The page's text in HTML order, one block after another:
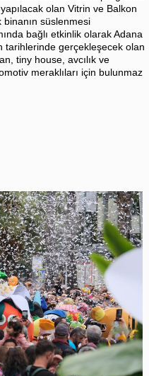
olan Vitrin ve Balkon
binanın süslenmesi
bağlı etkinlik olarak Adana
tarihlerinde gerçekleşecek olan
tiny house, avcılık ve
meraklıları için bulunmaz